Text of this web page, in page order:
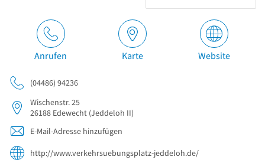
Anrufen Karte Website
(04486) 94236
Wischenstr. 25
26188 Edewecht (Jeddeloh II)
E-Mail-Adresse hinzufügen
http://www.verkehrsuebungsplatz-jeddeloh.de/